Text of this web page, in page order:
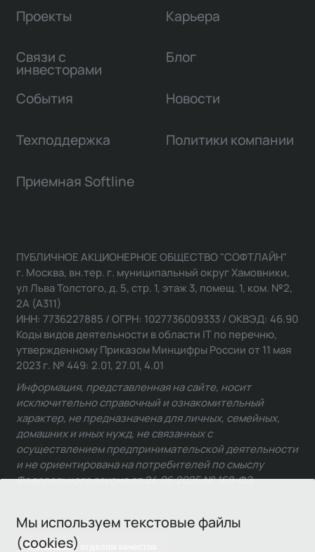
Мы используем текстовые файлы
(cookies)
Проекты
Связи с
инвесторами
Карьера
Блог
События Новости
Техподдержка Политики компании
Приемная Softline
Связаться с отделом качества
ПУБЛИЧНОЕ АКЦИОНЕРНОЕ ОБЩЕСТВО "СОФТЛАЙН"
г. Москва, вн.тер. г. муниципальный округ Хамовники,
ул Льва Толстого, д. 5, стр. 1, этаж 3, помещ. 1, ком. №2,
2А (А311)
ИНН: 7736227885 / ОГРН: 1027736009333 / ОКВЭД: 46.90
Коды видов деятельности в области IT по перечню,
утвержденному Приказом Минцифры России от 11 мая
2023 г. № 449: 2.01, 27.01, 4.01
Информация, представленная на сайте, носит
исключительно справочный и ознакомительный
характер, не предназначена для личных, семейных,
домашних и иных нужд, не связанных с
осуществлением предпринимательской деятельности
и не ориентирована на потребителей по смыслу
Федерального закона от 24.06.2025 № 168-ФЗ.